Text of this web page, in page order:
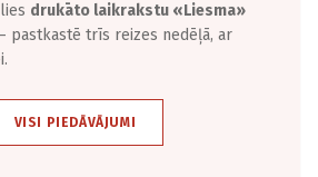
drukāto laikrakstu «Liesma»
pastkastē trīs reizes nedēļā, ar
VISI PIEDĀVĀJUMI